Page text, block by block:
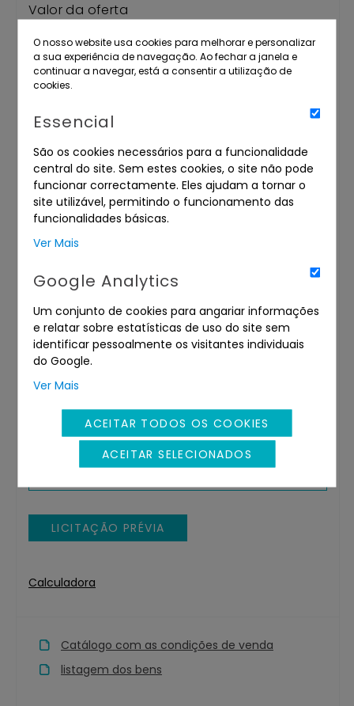
O nosso website usa cookies para melhorar e personalizar
a sua experiência de navegação. Ao fechar a janela e
continuar a navegar, está a consentir a utilização de
cookies.
Essencial
São os cookies necessários para a funcionalidade
central do site. Sem estes cookies, o site não pode
funcionar correctamente. Eles ajudam a tornar o
site utilizável, permitindo o funcionamento das
funcionalidades básicas.
Ver Mais
Google Analytics
Um conjunto de cookies para angariar informações
e relatar sobre estatísticas de uso do site sem
identificar pessoalmente os visitantes individuais
do Google.
Ver Mais
ACEITAR TODOS OS COOKIES
ACEITAR SELECIONADOS
Valor da oferta
€
Pretende fazer uma oferta antes do item
iniciar o leilão?
Valor:
€
LICITAÇÃO PRÉVIA
Pretende fazer uma oferta final no item
retirado?
Valor:
LICITAÇÃO PRÉVIA
Calculadora
Catálogo com as condições de venda
listagem dos bens